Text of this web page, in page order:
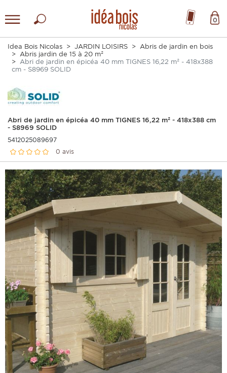
0
Idea Bois Nicolas JARDIN LOISIRS
Abris de jardin en bois
Abris jardin de 15 à 20 m²
Abri de jardin en épicéa 40 mm TIGNES 16,22 m² - 418x388
cm - S8969 SOLID
Abri de jardin en épicéa 40 mm TIGNES 16,22 m² - 418x388 cm
- S8969 SOLID
5412025089697
0 avis